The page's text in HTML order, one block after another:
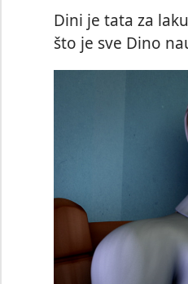
Dini je tata za
što je sve Dino